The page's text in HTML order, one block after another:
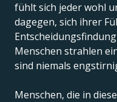
fühlt sich jeder wohl
dagegen, sich ihrer
Entscheidungsfindung
Menschen strahlen
sind niemals
Menschen, die in